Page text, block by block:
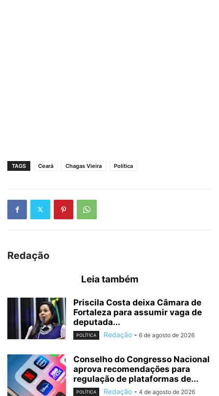
TAGS Ceará Chagas Vieira Política
Redação
Leia também
Priscila Costa deixa Câmara de
Fortaleza para assumir vaga de
deputada...
POLÍTICA Redação - 6 de agosto de 2026
Conselho do Congresso Nacional
aprova recomendações para
regulação de plataformas de...
POLÍTICA Redação - 4 de agosto de 2026